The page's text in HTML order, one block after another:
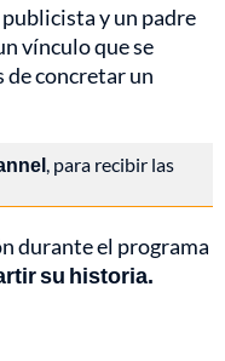
y un padre
vínculo que se
de concretar un
, para recibir las
durante el programa
su historia.